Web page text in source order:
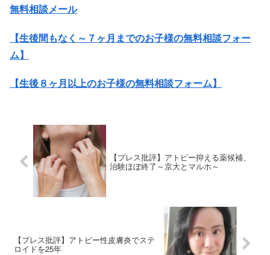
無料相談メール
【生後間もなく～７ヶ月までのお子様の無料相談フォー
ム】
【生後８ヶ月以上のお子様の無料相談フォーム】
【プレス批評】アトピー抑える薬候補、
治験ほぼ終了～京大とマルホ～
【プレス批評】アトピー性皮膚炎でステ
ロイドを25年